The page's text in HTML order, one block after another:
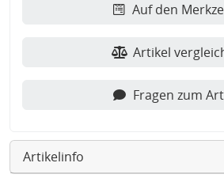
Auf den
Artikel
Fragen zum
Artikelinfo